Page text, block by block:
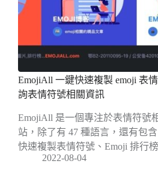
EmojiAll 一鍵快速複製 emoji 表
詢表情符號相關資訊
EmojiAll 是一個專注於表情符號
站，除了有 47 種語言，還有包含
快速複製表情符號、Emoji 排行
2022-08-04